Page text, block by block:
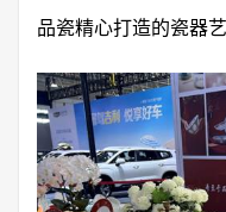
品瓷精心打造的瓷器